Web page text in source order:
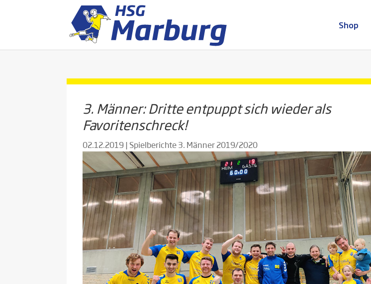
Shop
3. Männer: Dritte entpuppt sich wieder als
Favoritenschreck!
02.12.2019| Spielberichte 3. Männer 2019/2020